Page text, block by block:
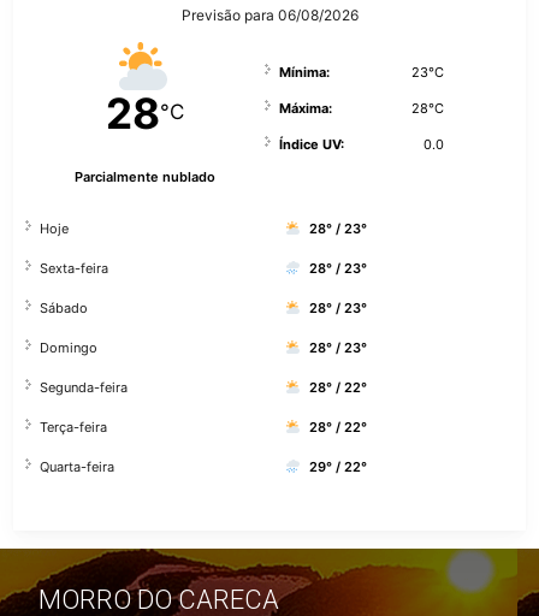
Previsão para 06/08/2026
28°C
Parcialmente nublado
Mínima: 23°C
Máxima: 28°C
Índice UV: 0.0
Hoje 28° / 23°
Sexta-feira 28° / 23°
Sábado 28° / 23°
Domingo 28° / 23°
Segunda-feira 28° / 22°
Terça-feira 28° / 22°
Quarta-feira 29° / 22°
MORRO DO CARECA